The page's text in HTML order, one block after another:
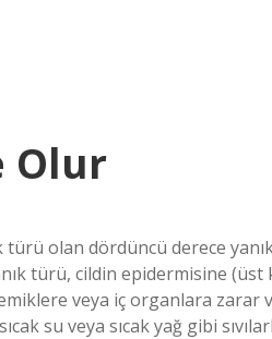
Olur
türü olan dördüncü derece
türü, cildin epidermisine
veya iç organlara zarar
su veya sıcak yağ gibi